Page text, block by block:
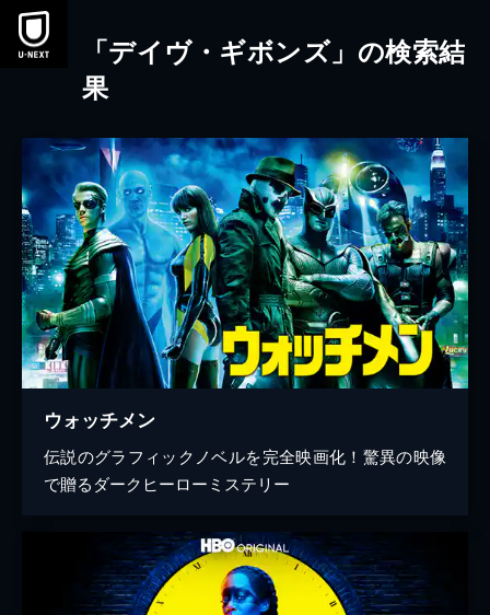
本文へスキップ
「デイヴ・ギボンズ」の検索結
果
ウォッチメン
伝説のグラフィックノベルを完全映画化！驚異の映像
で贈るダークヒーローミステリー